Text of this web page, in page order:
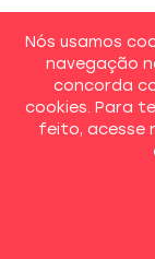
Nós usamos
navegação
concorda
cookies. Para
feito, acesse